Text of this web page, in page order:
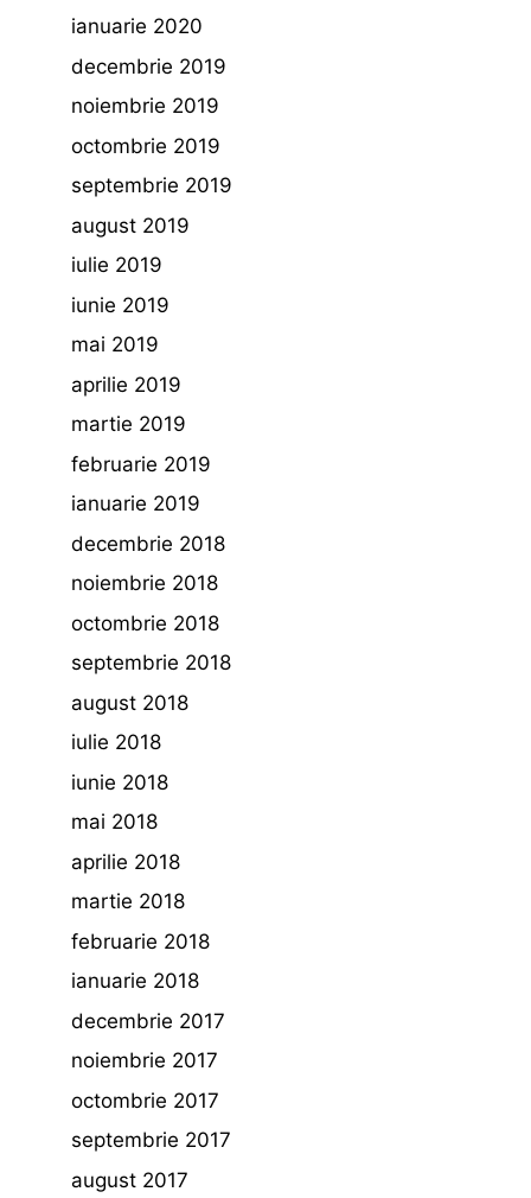
ianuarie 2020
decembrie 2019
noiembrie 2019
octombrie 2019
septembrie 2019
august 2019
iulie 2019
iunie 2019
mai 2019
aprilie 2019
martie 2019
februarie 2019
ianuarie 2019
decembrie 2018
noiembrie 2018
octombrie 2018
septembrie 2018
august 2018
iulie 2018
iunie 2018
mai 2018
aprilie 2018
martie 2018
februarie 2018
ianuarie 2018
decembrie 2017
noiembrie 2017
octombrie 2017
septembrie 2017
august 2017